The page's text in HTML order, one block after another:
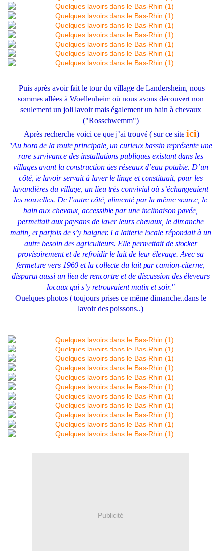
Puis après avoir fait le tour du village de Landersheim, nous
sommes allées à Woellenheim où nous avons découvert non
seulement un joli lavoir mais également un bain à chevaux
("Rosschwemm")
Après recherche voici ce que j’ai trouvé ( sur ce site ici)
"Au bord de la route principale, un curieux bassin représente une
rare survivance des installations publiques existant dans les
villages avant la construction des réseaux d’eau potable. D’un
côté, le lavoir servait à laver le linge et constituait, pour les
lavandières du village, un lieu très convivial où s’échangeaient
les nouvelles. De l’autre côté, alimenté par la même source, le
bain aux chevaux, accessible par une inclinaison pavée,
permettait aux paysans de laver leurs chevaux, le dimanche
matin, et parfois de s’y baigner. La laiterie locale répondait à un
autre besoin des agriculteurs. Elle permettait de stocker
provisoirement et de refroidir le lait de leur élevage. Avec sa
fermeture vers 1960 et la collecte du lait par camion-citerne,
disparut aussi un lieu de rencontre et de discussion des éleveurs
locaux qui s’y retrouvaient matin et soir."
Quelques photos ( toujours prises ce même dimanche..dans le
lavoir des poissons..)
Publicité